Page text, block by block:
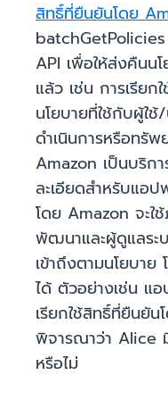
สิทธิ์ที่ยืนยันโดย
batchGetPolicies
API เพื่อให้ส่งคืนน
แล้ว เช่น การเรียก
นโยบายที่ใช้กับผู้ใ
ดำเนินการหรือทรั
Amazon เป็นบริก
ละเอียดสำหรับแอ
โดย Amazon จะใ
พัฒนาและผู้ดูแลระ
เข้าถึงตามนโยบา
ได้ ตัวอย่างเช่น แ
เรียกใช้สิทธิ์ที่ยืนยั
พิจารณาว่า Alice
หรือไม่